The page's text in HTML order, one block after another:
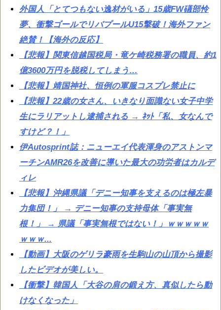
外国人「とてつもない逸材がいる」15歳FW礒部怜
夢、衝撃ゴールでリバプールU15撃破！海外ファン
絶賛！【海外の反応】
【悲報】関東信越国税局・竜ケ崎税務署の職員、約1
億3600万円を脱税してしまう…
【悲報】靖国神社、恒例の軍服コスプレ禁止に
【悲報】22歳の女さん、いきなり面識ない女子中学
生にラリアットし逮捕される → ﾈｯﾄ「私、女なんで
すけど？！」
伊Autosprint誌：ニューエイ代表渾身のアストンマ
ーチンAMR26を改善に導いた最大の功労者はカルデ
ィレ
【悲報】沖縄県議「デニー知事を支えるのは極左暴
力集団！」 → デニー知事の支持母体「事実無
根！」 → 県議「事実無根ではない！」ｗｗｗｗｗ
ｗｗｗ...
【動画】大阪のゲリラ豪雨を生駒山の山頂から撮影
したビデオが美しい。
【衝撃】韓国人「大谷の肩の鍛え方、真似したら動
けなくなった」